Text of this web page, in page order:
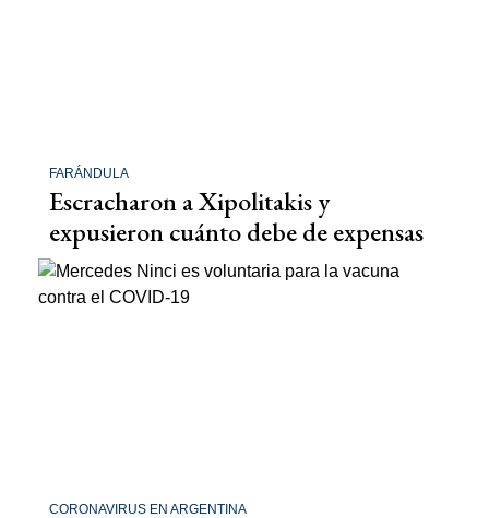
FARÁNDULA
Escracharon a Xipolitakis y
expusieron cuánto debe de expensas
CORONAVIRUS EN ARGENTINA